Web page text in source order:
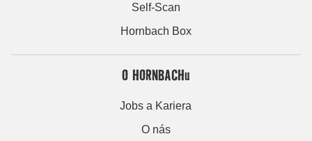
Self-Scan
Hornbach Box
O HORNBACHu
Jobs a Kariera
O nás